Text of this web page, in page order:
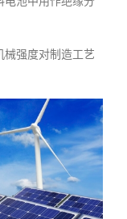
强度对制造工艺